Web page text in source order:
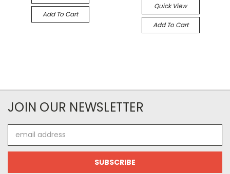
Add To Cart
Quick View
Add To Cart
JOIN OUR NEWSLETTER
Address